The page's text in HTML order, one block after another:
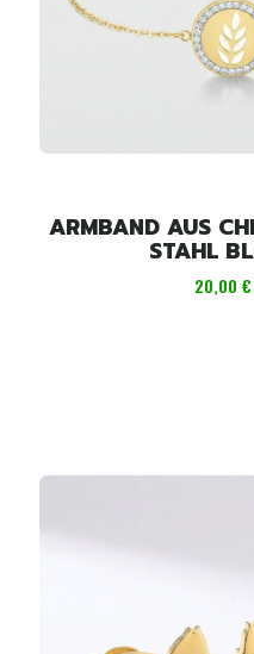
ARMBAND AUS
STAHL
Preis
20,00 €